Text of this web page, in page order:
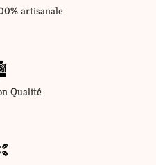
artisanale
Qualité